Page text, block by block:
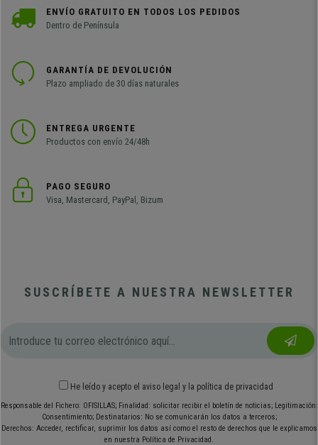
ENVÍO GRATUITO EN TODOS LOS PEDIDOS
Dentro de Península
GARANTÍA DE DEVOLUCIÓN
Plazo ampliado de 30 días naturales
ENTREGA URGENTE
Productos con envío 24/48h
PAGO SEGURO
Visa, Mastercard, PayPal, Bizum
SUSCRÍBETE A NUESTRA NEWSLETTER
He leído y acepto el aviso legal y la política de privacidad
Responsable del Fichero: OFISILLAS; Finalidad: solicitar recibir el boletín de noticias; Legitimación:
Consentimiento; Destinatarios: No se comunicarán los datos a terceros;
Derechos: Acceder, rectificar, suprimir los datos así como el resto de derechos que le explicamos
en nuestra Política de Privacidad.